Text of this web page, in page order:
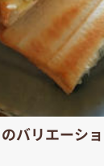
バリエーシ